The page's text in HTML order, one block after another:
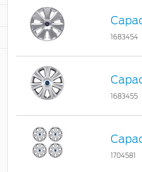
1683454
1683455
1704581